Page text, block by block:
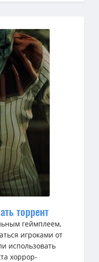
торрент
геймплеем,
игроками от
использовать
хоррор-